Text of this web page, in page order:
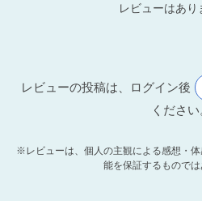
レビューはあり
レビューの投稿は、ログイン後
ください
※レビューは、個人の主観による感想・
能を保証するものでは